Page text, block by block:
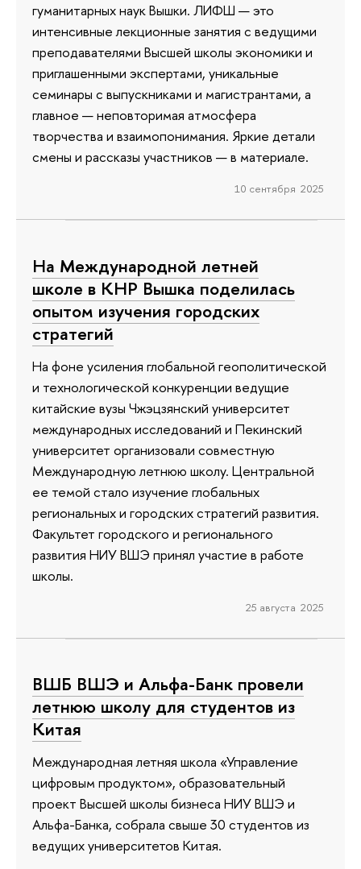
гуманитарных наук Вышки. ЛИФШ — это
интенсивные лекционные занятия с ведущими
преподавателями Высшей школы экономики и
приглашенными экспертами, уникальные
семинары с выпускниками и магистрантами, а
главное — неповторимая атмосфера
творчества и взаимопонимания. Яркие детали
смены и рассказы участников — в материале.
10 сентября 2025
На Международной летней
школе в КНР Вышка поделилась
опытом изучения городских
стратегий
На фоне усиления глобальной геополитической
и технологической конкуренции ведущие
китайские вузы Чжэцзянский университет
международных исследований и Пекинский
университет организовали совместную
Международную летнюю школу. Центральной
ее темой стало изучение глобальных
региональных и городских стратегий развития.
Факультет городского и регионального
развития НИУ ВШЭ принял участие в работе
школы.
25 августа 2025
ВШБ ВШЭ и Альфа-Банк провели
летнюю школу для студентов из
Китая
Международная летняя школа «Управление
цифровым продуктом», образовательный
проект Высшей школы бизнеса НИУ ВШЭ и
Альфа-Банка, собрала свыше 30 студентов из
ведущих университетов Китая.